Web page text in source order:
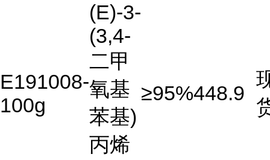
E191008-
100g
(E)-3-
(3,4-
二甲
氧基
苯基)
丙烯
≥95%448.9